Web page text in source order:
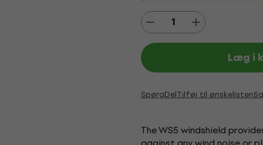
Læg i
SpørgDelTilføj til ønskelisten
The WS5 windshield